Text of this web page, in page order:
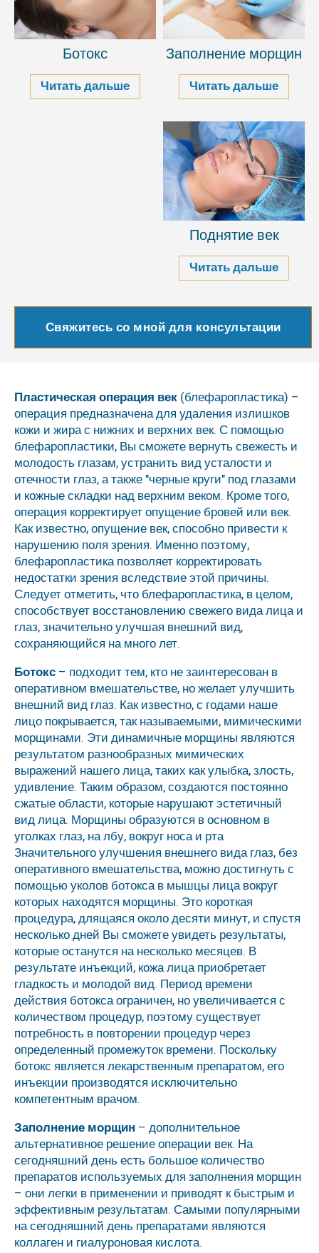
Заполнение морщин
Читать дальше
Ботокс
Читать дальше
Поднятие век
Читать дальше
Свяжитесь со мной для консультации
Пластическая операция век (блефаропластика) –
операция предназначена для удаления излишков
кожи и жира с нижних и верхних век. С помощью
блефаропластики, Вы сможете вернуть свежесть и
молодость глазам, устранить вид усталости и
отечности глаз, а также "черные круги" под глазами
и кожные складки над верхним веком. Кроме того,
операция корректирует опущение бровей или век.
Как известно, опущение век, способно привести к
нарушению поля зрения. Именно поэтому,
блефаропластика позволяет корректировать
недостатки зрения вследствие этой причины.
Следует отметить, что блефаропластика, в целом,
способствует восстановлению свежего вида лица и
глаз, значительно улучшая внешний вид,
сохраняющийся на много лет.
Ботокс – подходит тем, кто не заинтересован в
оперативном вмешательстве, но желает улучшить
внешний вид глаз. Как известно, с годами наше
лицо покрывается, так называемыми, мимическими
морщинами. Эти динамичные морщины являются
результатом разнообразных мимических
выражений нашего лица, таких как улыбка, злость,
удивление. Таким образом, создаются постоянно
сжатые области, которые нарушают эстетичный
вид лица. Морщины образуются в основном в
уголках глаз, на лбу, вокруг носа и рта
Значительного улучшения внешнего вида глаз, без
оперативного вмешательства, можно достигнуть с
помощью уколов ботокса в мышцы лица вокруг
которых находятся морщины. Это короткая
процедура, длящаяся около десяти минут, и спустя
несколько дней Вы сможете увидеть результаты,
которые останутся на несколько месяцев. В
результате инъекций, кожа лица приобретает
гладкость и молодой вид. Период времени
действия ботокса ограничен, но увеличивается с
количеством процедур, поэтому существует
потребность в повторении процедур через
определенный промежуток времени. Поскольку
ботокс является лекарственным препаратом, его
инъекции производятся исключительно
компетентным врачом.
Заполнение морщин – дополнительное
альтернативное решение операции век. На
сегодняшний день есть большое количество
препаратов используемых для заполнения морщин
– они легки в применении и приводят к быстрым и
эффективным результатам. Самыми популярными
на сегодняшний день препаратами являются
коллаген и гиалуроновая кислота.